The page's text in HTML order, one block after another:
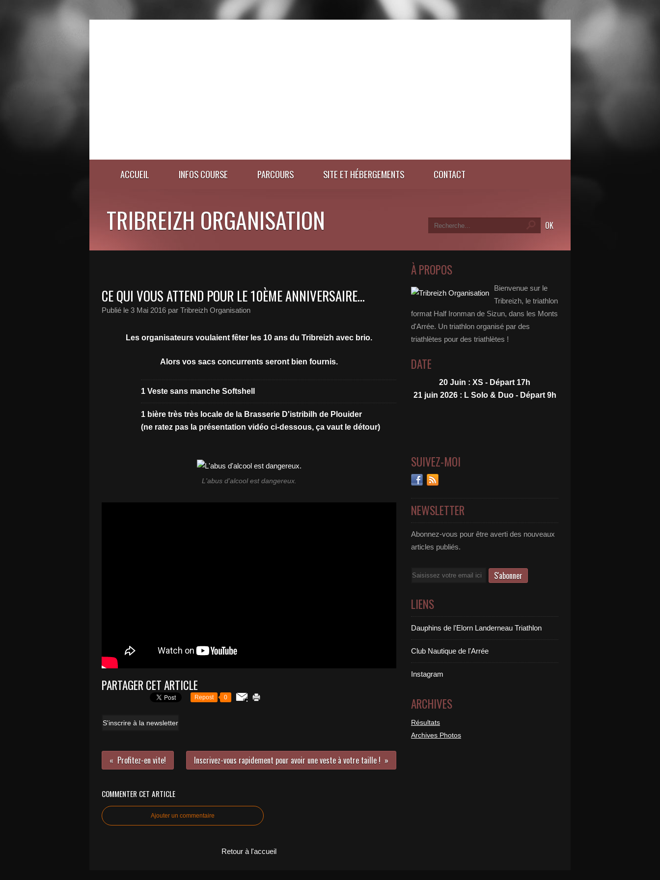
ACCUEIL INFOS COURSE PARCOURS SITE ET HÉBERGEMENTS CONTACT
TRIBREIZH ORGANISATION
CE QUI VOUS ATTEND POUR LE 10ÈME ANNIVERSAIRE...
Publié le 3 Mai 2016 par Tribreizh Organisation
Les organisateurs voulaient fêter les 10 ans du Tribreizh avec brio.
Alors vos sacs concurrents seront bien fournis.
1 Veste sans manche Softshell
1 bière très très locale de la Brasserie D'istribilh de Plouider
(ne ratez pas la présentation vidéo ci-dessous, ça vaut le détour)
L'abus d'alcool est dangereux.
PARTAGER CET ARTICLE
Repost 0
S'inscrire à la newsletter
Profitez-en vite! Inscrivez-vous rapidement pour avoir une veste à votre taille !
COMMENTER CET ARTICLE
Ajouter un commentaire
Retour à l'accueil
À PROPOS
Bienvenue sur le
Tribreizh, le triathlon
format Half Ironman de Sizun, dans les Monts
d'Arrée. Un triathlon organisé par des
triathlètes pour des triathlètes !
DATE
20 Juin : XS - Départ 17h
21 juin 2026 : L Solo & Duo - Départ 9h
SUIVEZ-MOI
NEWSLETTER
Abonnez-vous pour être averti des nouveaux
articles publiés.
Email
LIENS
Dauphins de l'Elorn Landerneau Triathlon
Club Nautique de l'Arrée
Instagram
ARCHIVES
Résultats
Archives Photos